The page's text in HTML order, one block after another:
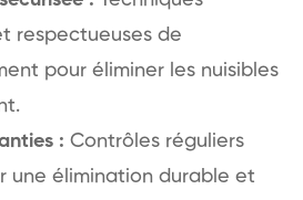
respectueuses de
pour éliminer les nuisibles
: Contrôles réguliers
une élimination durable et